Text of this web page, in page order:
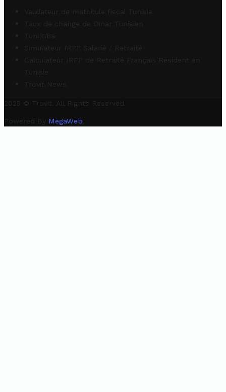
Validateur de matricule fiscal Tunisie
Taux de change de Dinar Tunisien
TuniRIBs
Simulateur IRPP Salarié / Retraité
Calculateur IRPP de Retraité Français Résident en
Tunisie
Trovit News
2025 © Trovit. All Rights Reserved.
Powered By MegaWeb